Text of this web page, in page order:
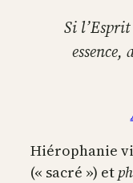
Si
Hiérophanie
(« sacré ») et